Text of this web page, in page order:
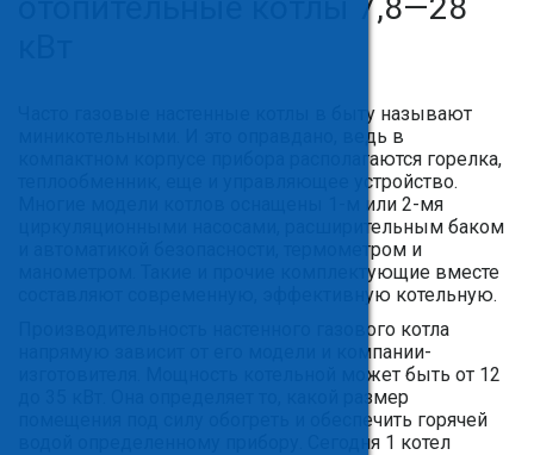
Часто газовые настенные котлы в быту называют
миникотельными. И это оправдано, ведь в
компактном корпусе прибора располагаются горелка,
теплообменник, еще и управляющее устройство.
Многие модели котлов оснащены 1-м или 2-мя
циркуляционными насосами, расширительным баком
и автоматикой безопасности, термометром и
манометром. Такие и прочие комплектующие вместе
составляют современную, эффективную котельную.
Производительность настенного газового котла
напрямую зависит от его модели и компании-
изготовителя. Мощность котельной может быть от 12
до 35 кВт. Она определяет то, какой размер
помещения под силу обогреть и обеспечить горячей
водой определенному прибору. Сегодня 1 котел